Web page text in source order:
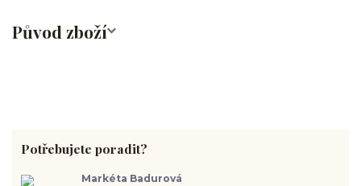
Původ zboží
Potřebujete poradit?
Markéta Badurová